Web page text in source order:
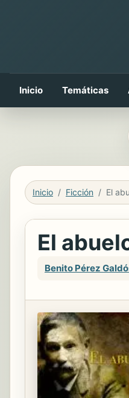
Inicio Temáticas
Inicio Ficción El
El
Benito Pérez